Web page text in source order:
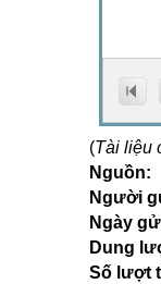
(Tài liệu
Nguồn:
Người
Ngày
Dung
Số lượt